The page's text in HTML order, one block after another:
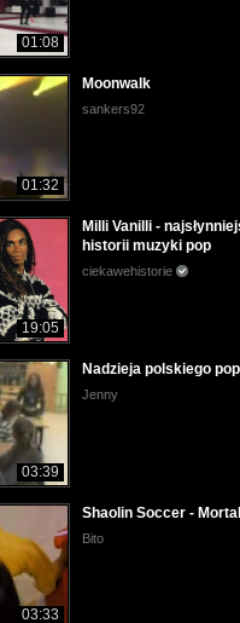
01:08
01:32
Moonwalk
sankers92
19:05
Milli Vanilli -
historii muzyki pop
ciekawehistorie
03:39
Nadzieja polskiego
Jenny
03:33
Shaolin Soccer -
Bito